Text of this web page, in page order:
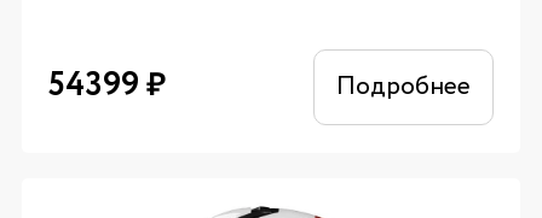
54399₽ Подробнее